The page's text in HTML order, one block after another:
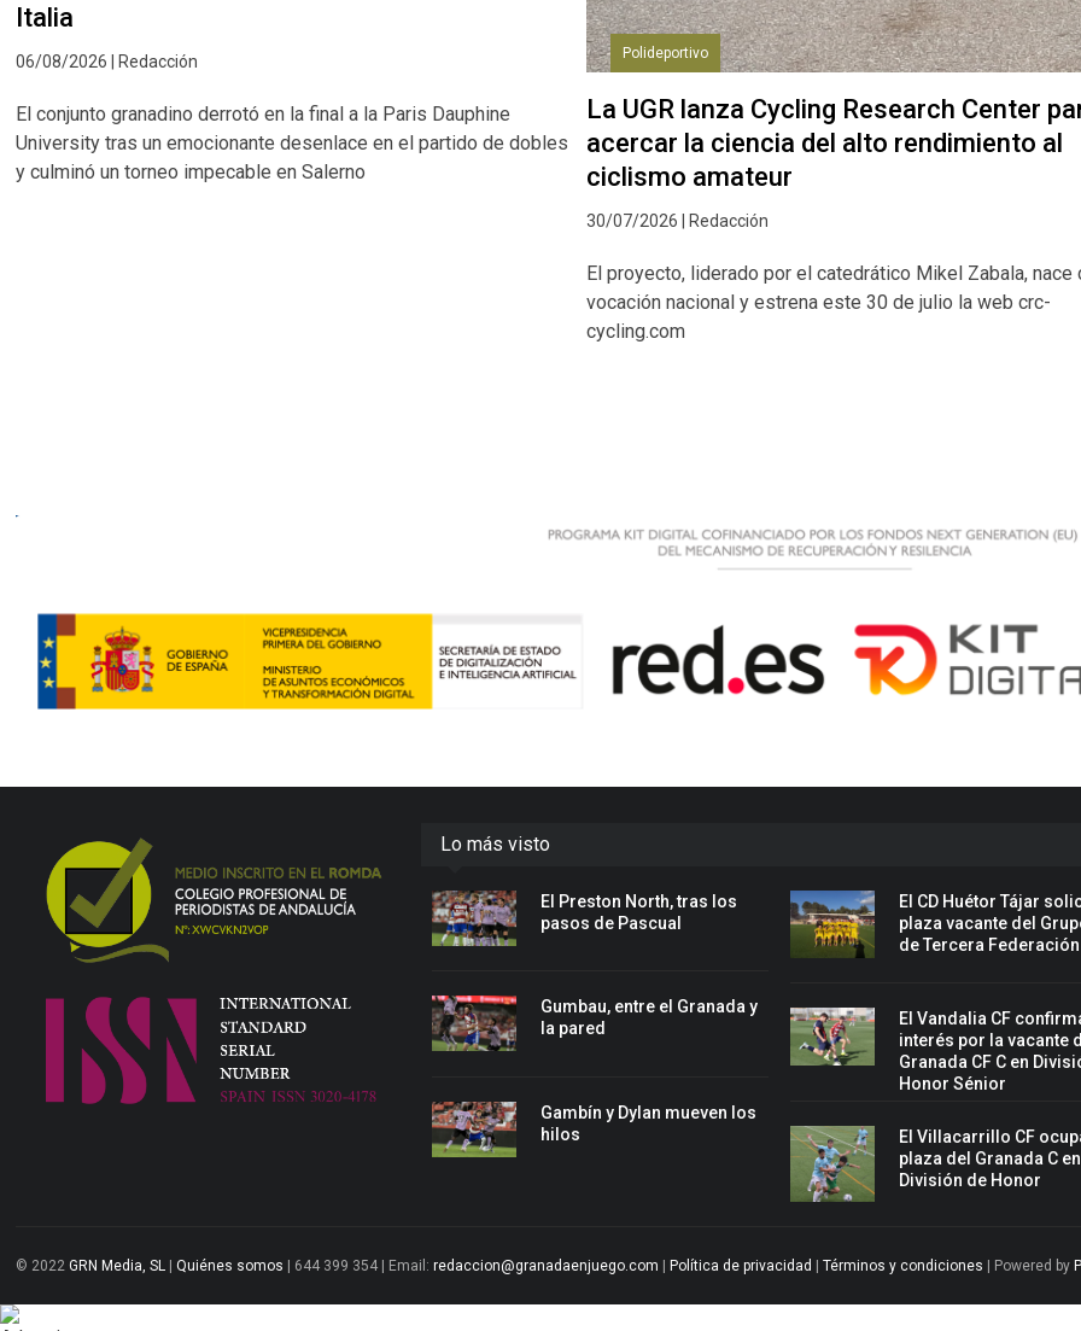
Italia
06/08/2026 | Redacción
El conjunto granadino derrotó en la final a la Paris Dauphine
University tras un emocionante desenlace en el partido de dobles
y culminó un torneo impecable en Salerno
Polideportivo
La UGR lanza Cycling Research Center
acercar la ciencia del alto rendimiento al
ciclismo amateur
30/07/2026 | Redacción
El proyecto, liderado por el catedrático Mikel Zabala, nace
vocación nacional y estrena este 30 de julio la web crc-
cycling.com
Lo más visto
El Preston North, tras los
pasos de Pascual
Gumbau, entre el Granada y
la pared
Gambín y Dylan mueven los
hilos
El CD Huétor Tájar
plaza vacante del
de Tercera Federación
El Vandalia CF
interés por la vacante
Granada CF C en
Honor Sénior
El Villacarrillo CF
plaza del Granada C en
División de Honor
© 2022GRN Media, SL |Quiénes somos | 644 399 354 | Email:redaccion@granadaenjuego.com Política de privacidad |Términos y condiciones | Powered by